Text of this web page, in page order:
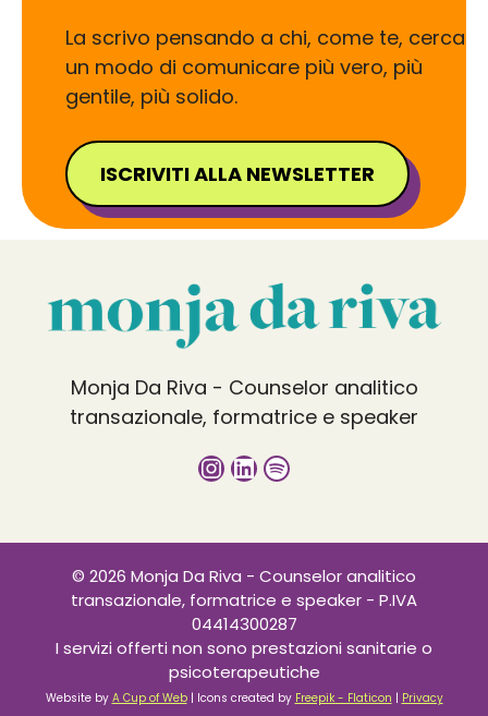
La scrivo pensando a chi, come te, cerca
un modo di comunicare più vero, più
gentile, più solido.
ISCRIVITI ALLA NEWSLETTER
Monja Da Riva - Counselor analitico
transazionale, formatrice e speaker
Instagram
LinkedIn
Spotify
© 2026 Monja Da Riva - Counselor analitico
transazionale, formatrice e speaker - P.IVA
04414300287
I servizi offerti non sono prestazioni sanitarie o
psicoterapeutiche
Website by A Cup of Web| Icons created by Freepik - Flaticon | Privacy